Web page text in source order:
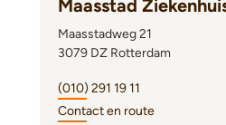
Maasstad
Maasstadweg 21
3079 DZ Rotterdam
(010) 291 19 11
Contact en route